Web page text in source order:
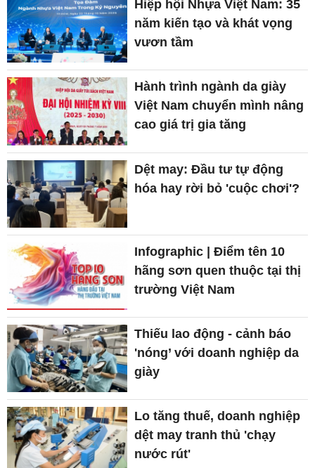
Hiệp hội Nhựa Việt Nam: 35
năm kiến tạo và khát vọng
vươn tầm
Hành trình ngành da giày
Việt Nam chuyển mình nâng
cao giá trị gia tăng
Dệt may: Đầu tư tự động
hóa hay rời bỏ 'cuộc chơi'?
Infographic | Điểm tên 10
hãng sơn quen thuộc tại thị
trường Việt Nam
Thiếu lao động - cảnh báo
'nóng’ với doanh nghiệp da
giày
Lo tăng thuế, doanh nghiệp
dệt may tranh thủ 'chạy
nước rút'